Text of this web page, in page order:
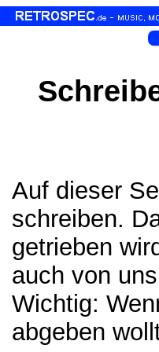
Auf dieser
schreiben.
getrieben
auch von
Wichtig:
abgeben